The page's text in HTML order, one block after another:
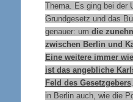
Thema. Es ging bei der
Grundgesetz und das
genauer: um die
zwischen Berlin und
Eine weitere immer
ist das angebliche
Feld des Gesetzgebers
in Berlin auch, wie die